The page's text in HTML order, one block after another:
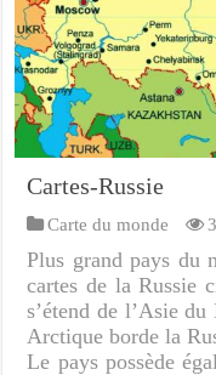
Cartes-Russie
Carte du monde
Plus grand pays du
cartes de la Russie
s’étend de l’Asie
Arctique borde la
Le pays possède